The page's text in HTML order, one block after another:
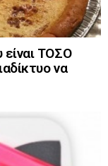
είναι ΤΟΣΟ
να